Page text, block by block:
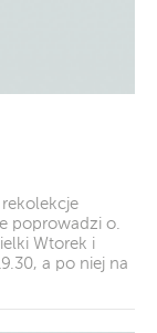
poprowadzi o.
Wtorek i
a po niej na